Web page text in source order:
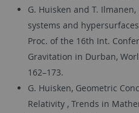
G. Huisken and T.
systems and
Proc. of the 16th Int.
Gravitation in Durban,
162–173.
G. Huisken, Geometric
Relativity , Trends in